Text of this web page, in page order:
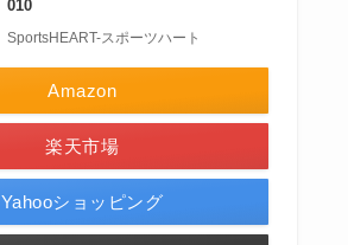
010
SportsHEART-スポーツハート
Amazon
楽天市場
Yahooショッピング